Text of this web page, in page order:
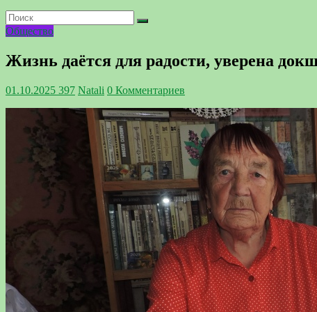
Общество
Жизнь даётся для радости, уверена
01.10.2025 397 Natali 0 Комментариев